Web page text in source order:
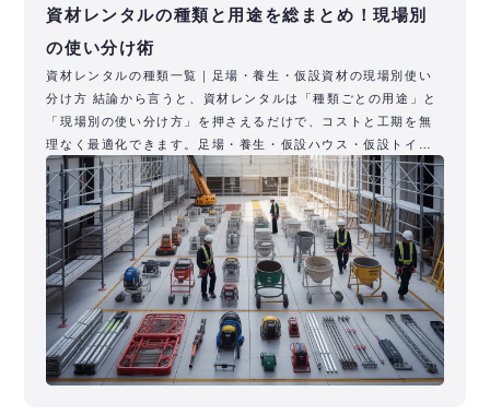
資材レンタルの種類と用途を総まとめ！現場別
の使い分け術
資材レンタルの種類一覧｜足場・養生・仮設資材の現場別使い
分け方 結論から言うと、資材レンタルは「種類ごとの用途」と
「現場別の使い分け方」を押さえるだけで、コストと工期を無
理なく最適化できます。足場・養生・仮設ハウス・仮設トイレ
などの仮設資材